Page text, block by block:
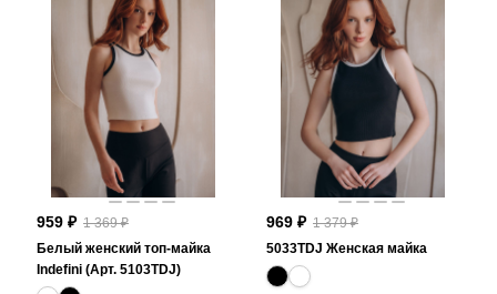
959 ₽ 1 369 ₽
Белый женский топ-майка
Indefini (Арт. 5103TDJ)
969 ₽ 1 379 ₽
5033TDJ Женская майка